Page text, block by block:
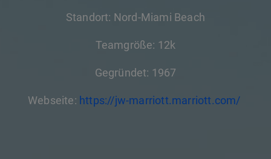
Standort: Nord-Miami Beach
Teamgröße: 12k
Gegründet: 1967
Webseite: https://jw-marriott.marriott.com/